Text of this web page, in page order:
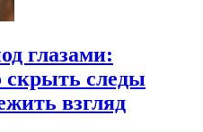
глазами:
скрыть следы
взгляд